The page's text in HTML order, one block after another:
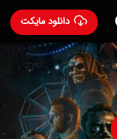
دانلود مایکت
- The Haunted